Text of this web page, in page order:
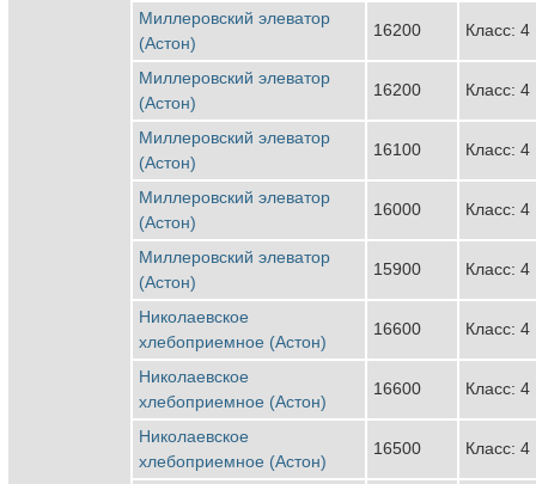
Миллеровский элеватор
(Астон)
16200 Класс: 4
Миллеровский элеватор
(Астон)
16200 Класс: 4
Миллеровский элеватор
(Астон)
16100 Класс: 4
Миллеровский элеватор
(Астон)
16000 Класс: 4
Миллеровский элеватор
(Астон)
15900 Класс: 4
Николаевское
хлебоприемное (Астон)
16600 Класс: 4
Николаевское
хлебоприемное (Астон)
16600 Класс: 4
Николаевское
хлебоприемное (Астон)
16500 Класс: 4